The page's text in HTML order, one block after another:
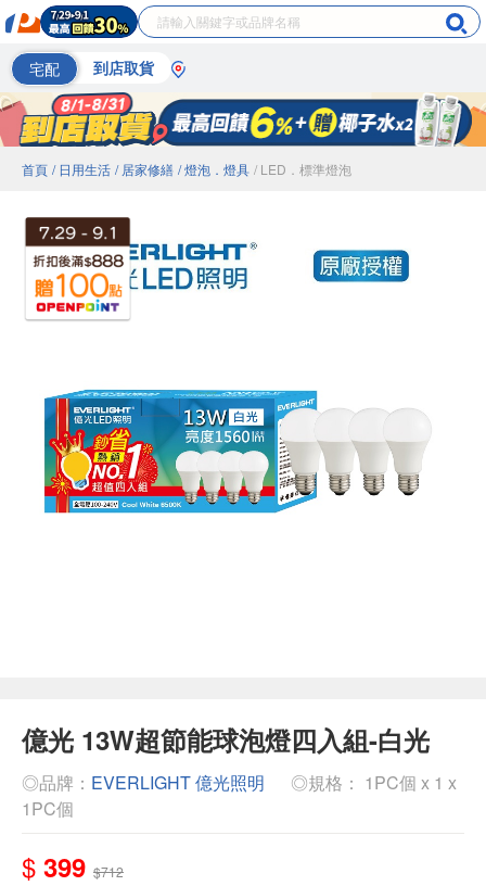
宅配 到店取貨
首頁 / 日用生活 / 居家修繕 / 燈泡．燈具 / LED．標準燈泡
億光 13W超節能球泡燈四入組-白光
◎品牌： EVERLIGHT 億光照明
◎規格： 1PC個 x 1 x
1PC個
$ 399 $712